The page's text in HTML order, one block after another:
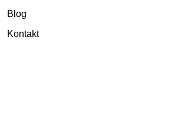
Blog
Kontakt